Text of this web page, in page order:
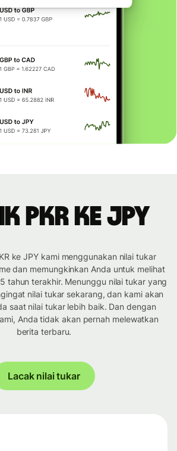
PKR ke JPY
ke JPY kami menggunakan nilai tukar
dan memungkinkan Anda untuk melihat
tahun terakhir. Menunggu nilai tukar yang
nilai tukar sekarang, dan kami akan
saat nilai tukar lebih baik. Dan dengan
Anda tidak akan pernah melewatkan
berita terbaru.
Lacak nilai tukar